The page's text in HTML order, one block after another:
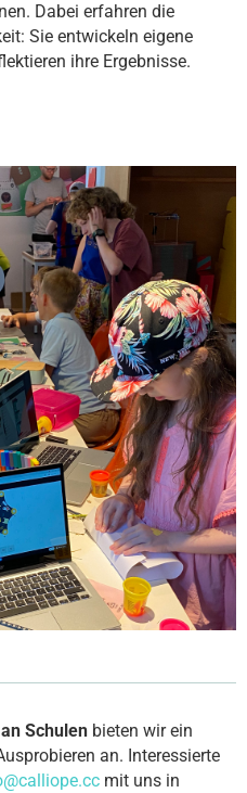
Dabei erfahren die
Sie entwickeln eigene
ihre Ergebnisse.
Schulen bieten wir ein
an. Interessierte
mit uns in